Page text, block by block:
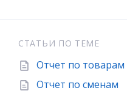
СТАТЬИ ПО ТЕМЕ
Отчет по товарам
Отчет по сменам